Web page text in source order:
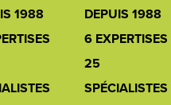
1988
DEPUIS 1988
6 EXPERTISES
25
SPÉCIALISTES